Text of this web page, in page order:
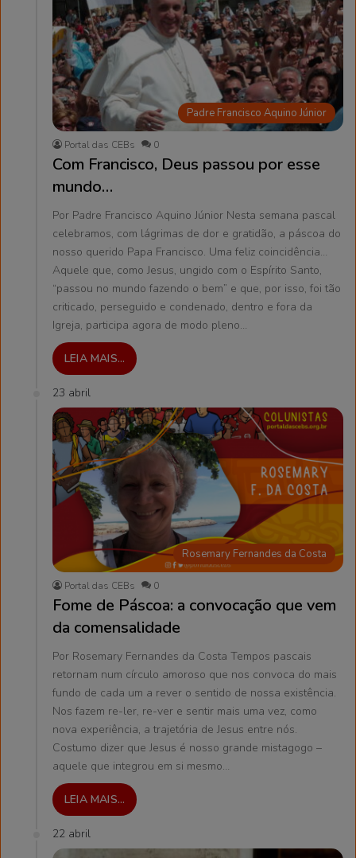
Padre Francisco Aquino Júnior
Portal das CEBs 0
Com Francisco, Deus passou por esse
mundo…
Por Padre Francisco Aquino Júnior Nesta semana pascal
celebramos, com lágrimas de dor e gratidão, a páscoa do
nosso querido Papa Francisco. Uma feliz coincidência…
Aquele que, como Jesus, ungido com o Espírito Santo,
“passou no mundo fazendo o bem” e que, por isso, foi tão
criticado, perseguido e condenado, dentro e fora da
Igreja, participa agora de modo pleno…
LEIA MAIS...
23 abril
Rosemary Fernandes da Costa
Portal das CEBs 0
Fome de Páscoa: a convocação que vem
da comensalidade
Por Rosemary Fernandes da Costa Tempos pascais
retornam num círculo amoroso que nos convoca do mais
fundo de cada um a rever o sentido de nossa existência.
Nos fazem re-ler, re-ver e sentir mais uma vez, como
nova experiência, a trajetória de Jesus entre nós.
Costumo dizer que Jesus é nosso grande mistagogo –
aquele que integrou em si mesmo…
LEIA MAIS...
22 abril